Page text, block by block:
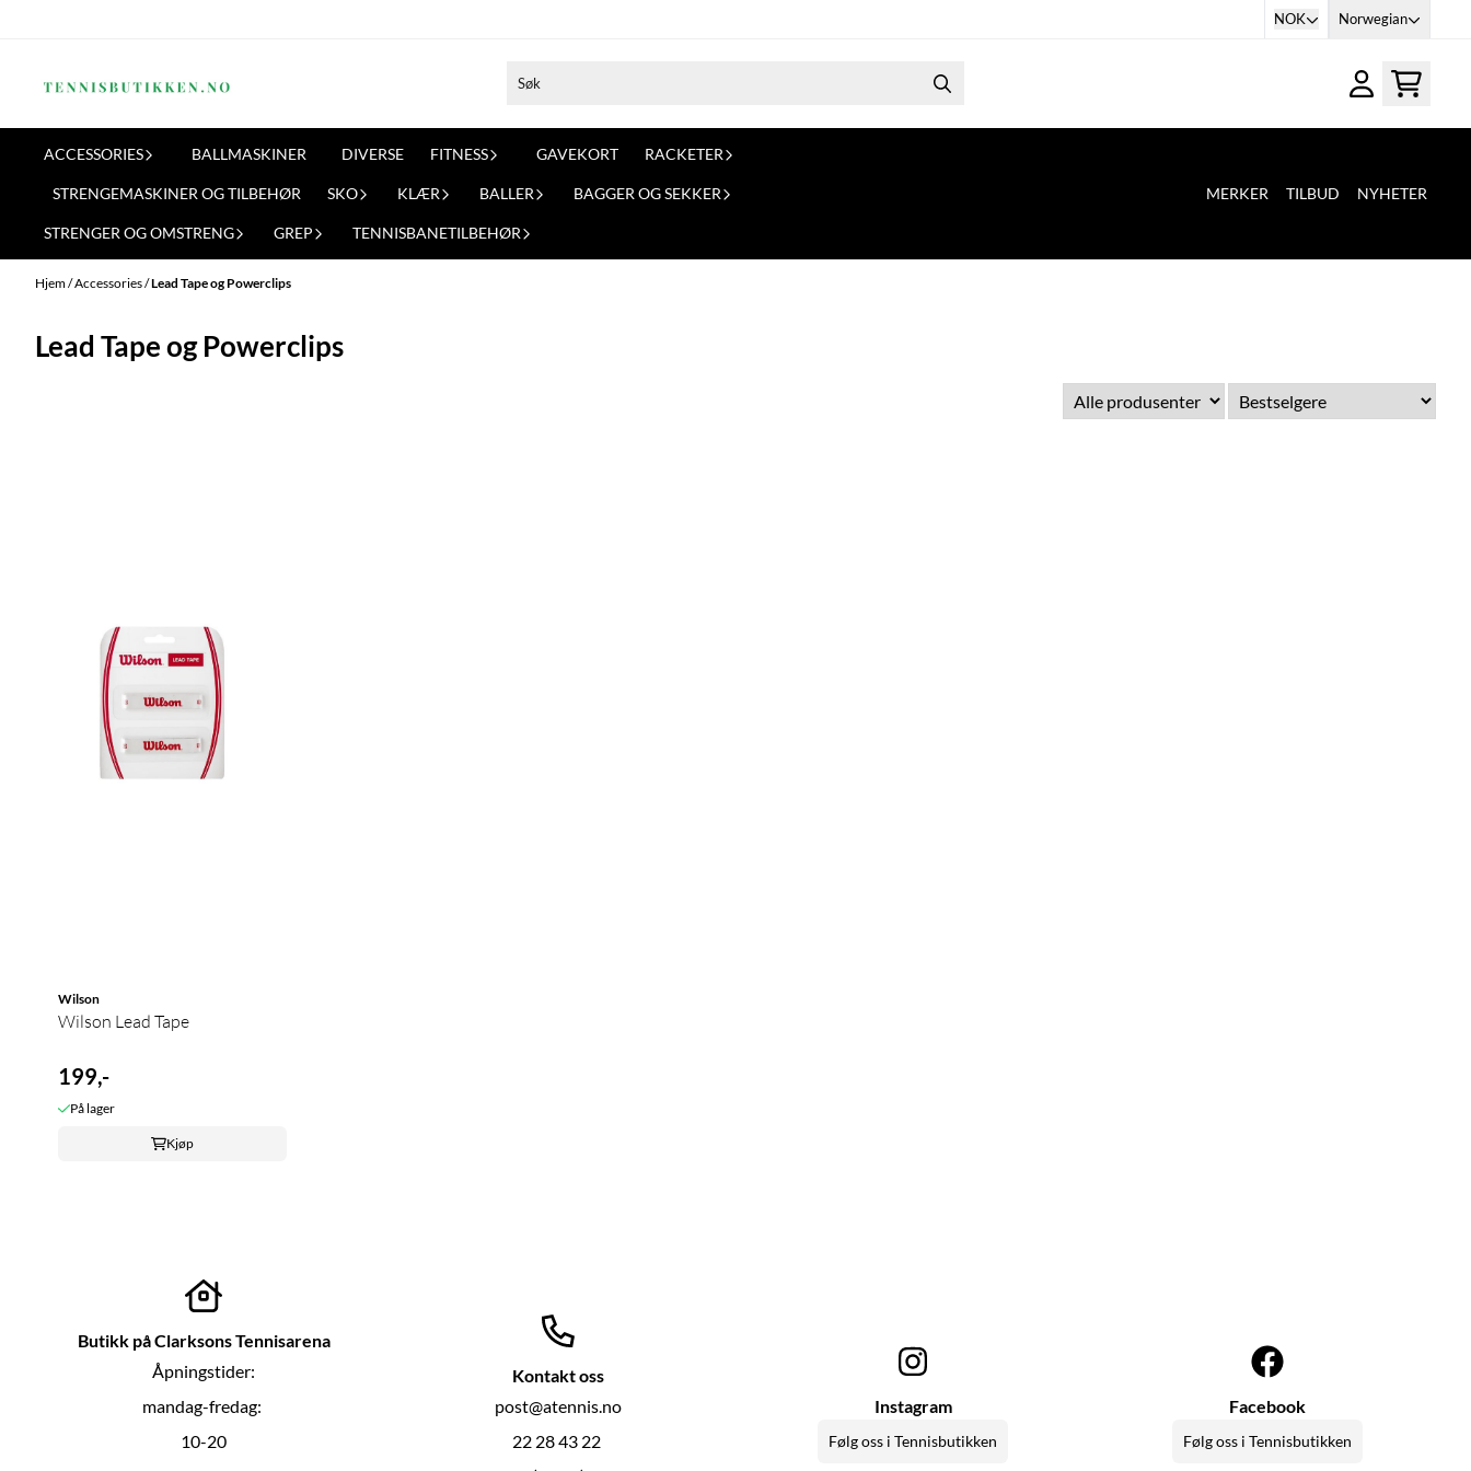
NOK Norwegian
ACCESSORIES BALLMASKINER DIVERSE FITNESS GAVEKORT RACKETER
STRENGEMASKINER OG TILBEHØR SKO KLÆR BALLER BAGGER OG SEKKER
STRENGER OG OMSTRENG GREP TENNISBANETILBEHØR
MERKER TILBUD NYHETER
Hjem/Accessories/Lead Tape og Powerclips
Lead Tape og Powerclips
Wilson
Wilson Lead Tape
199,-
På lager
Kjøp
Butikk på Clarksons Tennisarena
Åpningstider:
mandag-fredag:
10-20
Kontakt oss
post@atennis.no
22 28 43 22
Instagram
Følg oss i Tennisbutikken
Facebook
Følg oss i Tennisbutikken